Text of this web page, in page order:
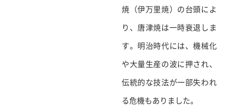
焼（伊万里焼）の台頭によ
り、唐津焼は一時衰退しま
す。明治時代には、機械化
や大量生産の波に押され、
伝統的な技法が一部失われ
る危機もありました。